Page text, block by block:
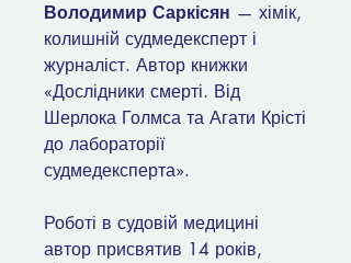
Володимир Саркісян — хімік,
колишній судмедексперт і
журналіст. Автор книжки
«Дослідники смерті. Від
Шерлока Голмса та Агати Крісті
до лабораторії
судмедексперта».
Роботі в судовій медицині
автор присвятив 14 років,